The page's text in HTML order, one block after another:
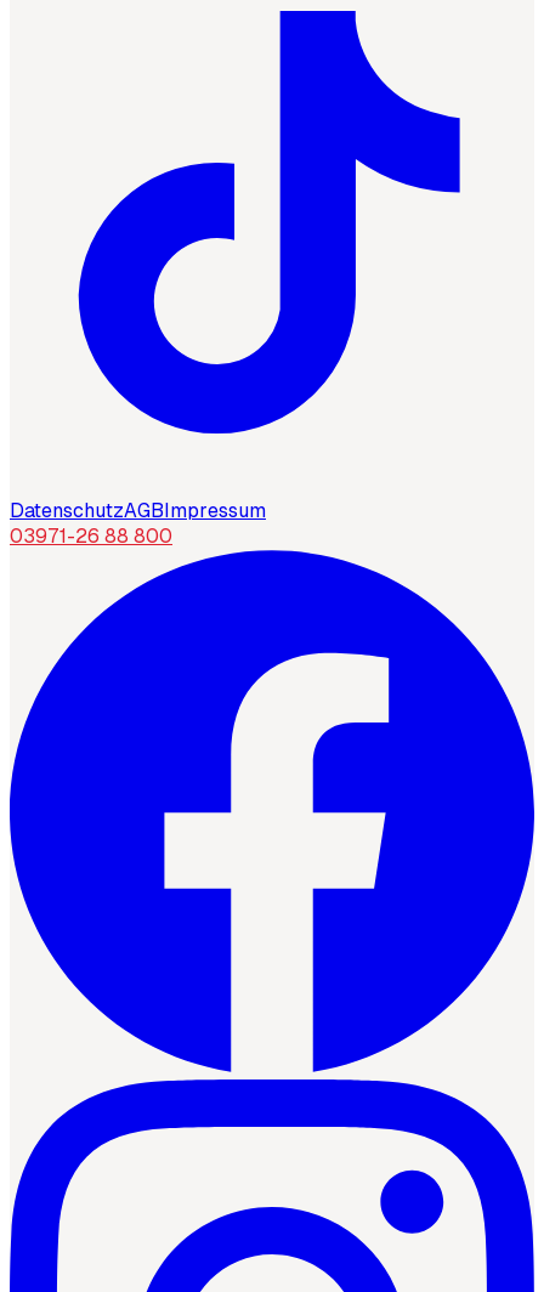
DatenschutzAGBImpressum
03971-26 88 800